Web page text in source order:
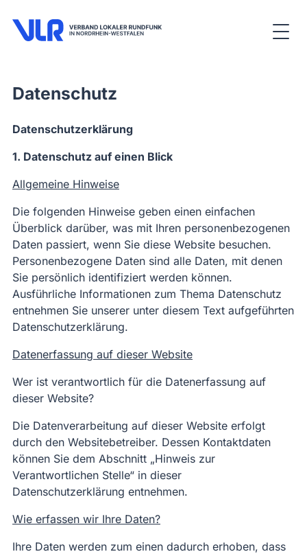
Datenschutz
Datenschutzerklärung
1. Datenschutz auf einen Blick
Allgemeine Hinweise
Die folgenden Hinweise geben einen einfachen
Überblick darüber, was mit Ihren personenbezogenen
Daten passiert, wenn Sie diese Website besuchen.
Personenbezogene Daten sind alle Daten, mit denen
Sie persönlich identifiziert werden können.
Ausführliche Informationen zum Thema Datenschutz
entnehmen Sie unserer unter diesem Text aufgeführten
Datenschutzerklärung.
Datenerfassung auf dieser Website
Wer ist verantwortlich für die Datenerfassung auf
dieser Website?
Die Datenverarbeitung auf dieser Website erfolgt
durch den Websitebetreiber. Dessen Kontaktdaten
können Sie dem Abschnitt „Hinweis zur
Verantwortlichen Stelle“ in dieser
Datenschutzerklärung entnehmen.
Wie erfassen wir Ihre Daten?
Ihre Daten werden zum einen dadurch erhoben, dass